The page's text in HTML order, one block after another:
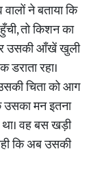
ने बताया कि
तो किशन का
उसकी आँखें खुली
रहा।
चिता को आग
मन इतना
था। वह बस खड़ी
कि अब उसकी